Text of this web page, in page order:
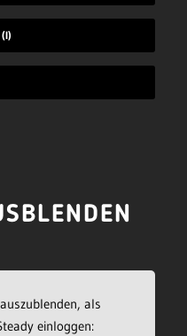
als
einloggen: